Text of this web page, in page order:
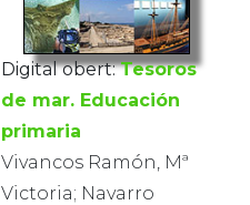
Digital obert: Tesoros
de mar. Educación
primaria
Vivancos Ramón, Mª
Victoria; Navarro